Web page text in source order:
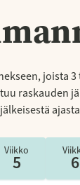
joista
raskauden
Viikko
5 6